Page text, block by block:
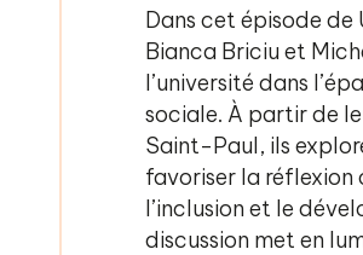
Dans cet épisode de
Bianca Briciu et
l’université dans
sociale. À partir de
Saint-Paul, ils
favoriser la
l’inclusion et le
discussion met en